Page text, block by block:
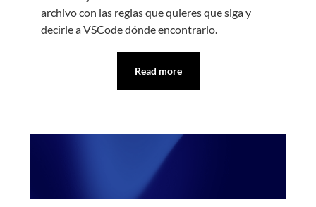
archivo con las reglas que quieres que siga y
decirle a VSCode dónde encontrarlo.
Read more